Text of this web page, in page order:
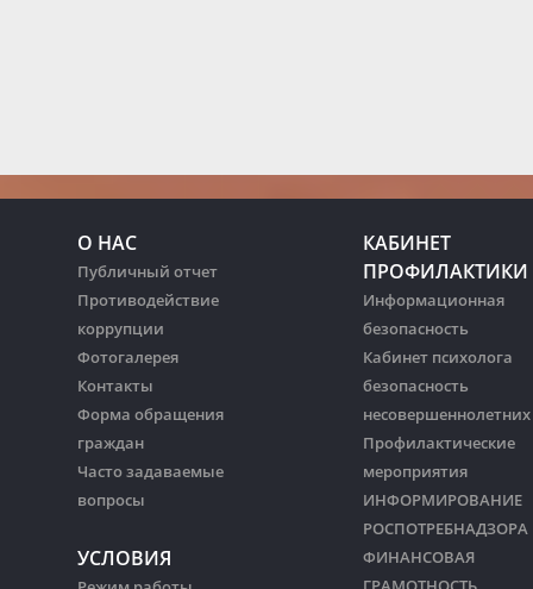
О НАС
Публичный отчет
Противодействие
коррупции
Фотогалерея
Контакты
Форма обращения
граждан
Часто задаваемые
вопросы
УСЛОВИЯ
КАБИНЕТ
ПРОФИЛАКТИКИ
Информационная
безопасность
Кабинет психолога
безопасность
несовершеннолетних
Профилактические
мероприятия
ИНФОРМИРОВАНИЕ
РОСПОТРЕБНАДЗОРА
ФИНАНСОВАЯ